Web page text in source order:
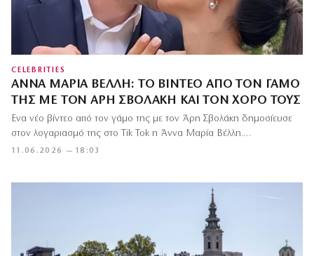
CELEBRITIES
ΆΝΝΑ ΜΑΡΊΑ ΒΈΛΛΗ: ΤΟ ΒΊΝΤΕΟ ΑΠΌ ΤΟΝ ΓΆΜΟ
ΤΗΣ ΜΕ ΤΟΝ ΆΡΗ ΣΒΟΛΆΚΗ ΚΑΙ ΤΟΝ ΧΟΡΌ ΤΟΥΣ
11.06.2026 — 18:03
Ένα νέο βίντεο από τον γάμο της με τον Άρη Σβολάκη δημοσίευσε
στον λογαριασμό της στο Tik Tok η Άννα Μαρία Βέλλη.…